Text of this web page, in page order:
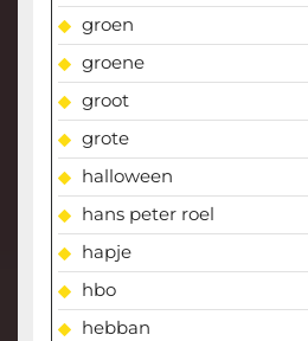
groen
groene
groot
grote
halloween
hans peter roel
hapje
hbo
hebban